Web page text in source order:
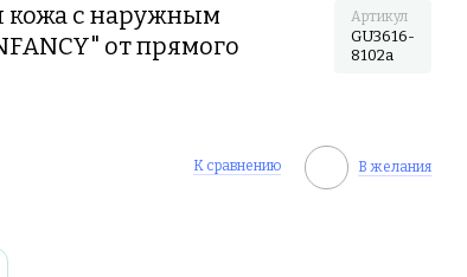
кожа с наружным
от прямого
Артикул
GU3616-
8102a
К сравнению В желания